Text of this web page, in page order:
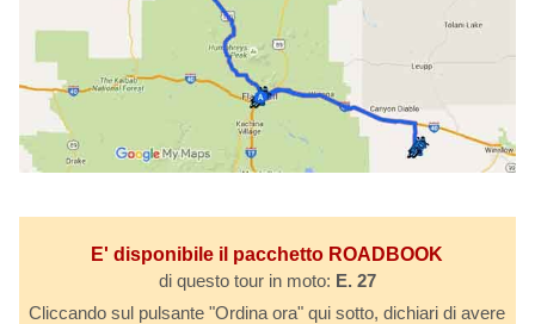
E' disponibile il pacchetto ROADBOOK
di questo tour in moto: E. 27
Cliccando sul pulsante "Ordina ora" qui sotto, dichiari di avere